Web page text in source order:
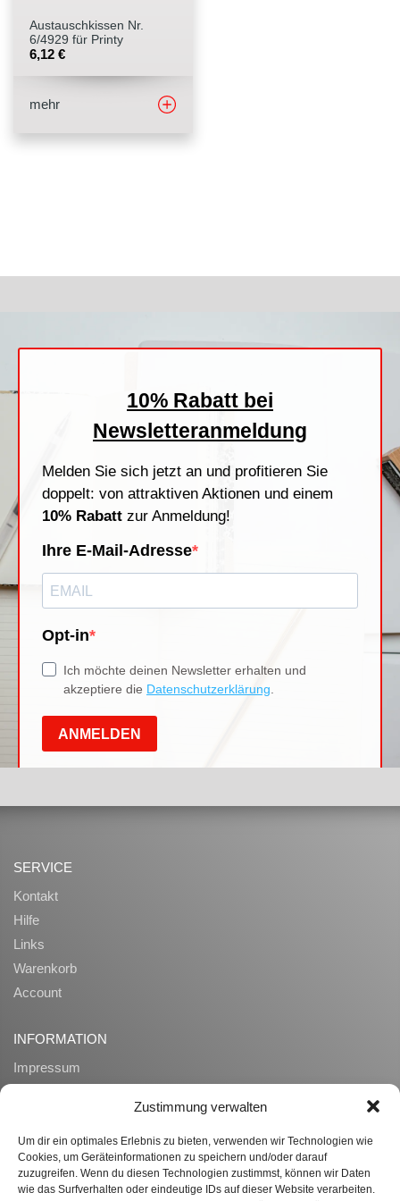
Zustimmung verwalten
Um dir ein optimales Erlebnis zu bieten, verwenden wir Technologien wie
Cookies, um Geräteinformationen zu speichern und/oder darauf
zuzugreifen. Wenn du diesen Technologien zustimmst, können wir Daten
wie das Surfverhalten oder eindeutige IDs auf dieser Website verarbeiten.
Austauschkissen Nr.
6/4929 für Printy
6,12 €
mehr
SERVICE
Kontakt
Hilfe
Links
Warenkorb
Account
INFORMATION
Impressum
Zahlung und Lieferung
Widerrufsrecht
Ueber uns
Stempelfarben
Stempelkissen